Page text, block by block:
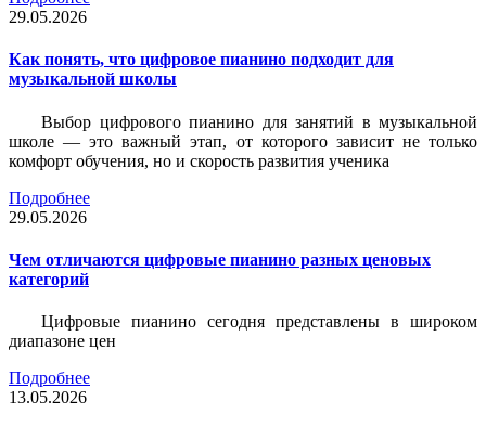
29.05.2026
Как понять, что цифровое пианино подходит для
музыкальной школы
Выбор цифрового пианино для занятий в музыкальной
школе — это важный этап, от которого зависит не только
комфорт обучения, но и скорость развития ученика
Подробнее
29.05.2026
Чем отличаются цифровые пианино разных ценовых
категорий
Цифровые пианино сегодня представлены в широком
диапазоне цен
Подробнее
13.05.2026